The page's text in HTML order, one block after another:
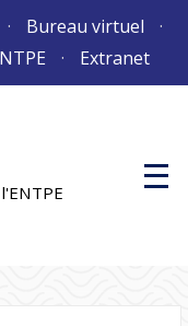
Bureau virtuel
Extranet
M
e